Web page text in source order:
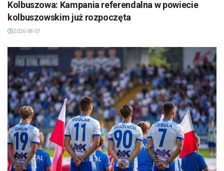
Kolbuszowa: Kampania referendalna w powiecie
kolbuszowskim już rozpoczęta
2026-08-07